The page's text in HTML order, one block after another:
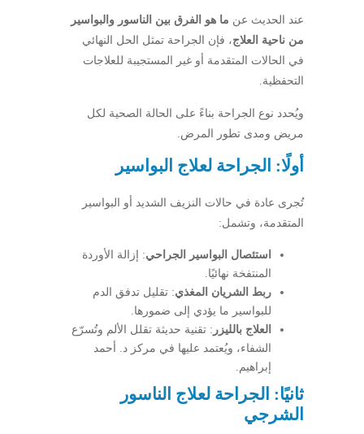
عند الحديث عن ما هو الفرق بين الناسور والبواسير
من ناحية العلاج، فإن الجراحة تمثل الحل النهائي
في الحالات المتقدمة أو غير المستجيبة للعلاجات
التحفظية.
ويُحدد نوع الجراحة بناءً على الحالة الصحية لكل
مريض ومدى تطور المرض.
أولًا: الجراحة لعلاج البواسير
تُجرى عادة في حالات النزيف الشديد أو البواسير
المتقدمة، وتشمل:
استئصال البواسير الجراحي: إزالة الأوردة
المنتفخة نهائيًا.
ربط الشريان المغذي: تقليل تدفق الدم
للبواسير ما يؤدي إلى ضمورها.
العلاج بالليزر : تقنية حديثة تقلل الألم وتُسرّع
الشفاء، ويُعتمد عليها في مركز د. أحمد
إبراهيم.
ثانيًا: الجراحة لعلاج الناسور
الشرجي